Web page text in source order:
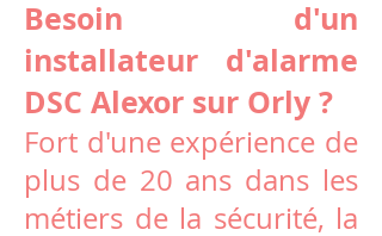
Besoin d'un
installateur d'alarme
DSC Alexor sur Orly ?
Fort d'une expérience de
plus de 20 ans dans les
métiers de la sécurité, la